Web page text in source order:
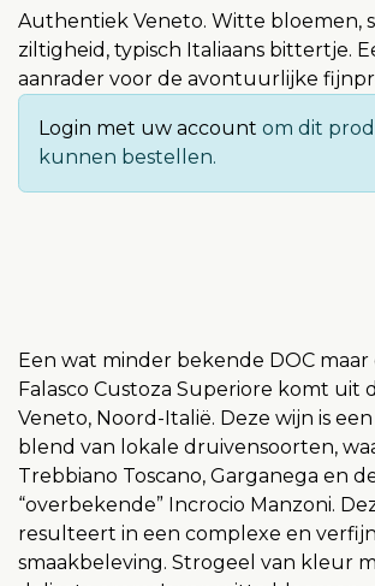
Authentiek Veneto. Witte bloemen,
ziltigheid, typisch Italiaans bittertje.
aanrader voor de avontuurlijke
Login met uw account om dit
kunnen bestellen.
Een wat minder bekende DOC maar
Falasco Custoza Superiore komt uit
Veneto, Noord-Italië. Deze wijn is
blend van lokale druivensoorten,
Trebbiano Toscano, Garganega en
“overbekende” Incrocio Manzoni.
resulteert in een complexe en
smaakbeleving. Strogeel van kleur